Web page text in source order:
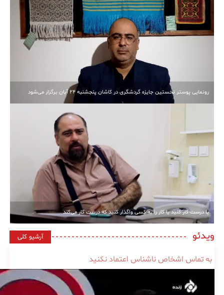
رونمایی پوستر نخستین جایزه گردشگری در کاشان پنجشنبه 24 آبان برگزار می‌شود
یا درست کار کنید یا کار را به کسی واگذار کنید که درست کار می‌کند
ویدئو آرشیو کلی
به تماس اشخاص ناشناس اعتماد نکنید